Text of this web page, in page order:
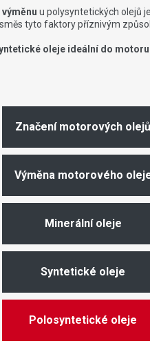
u polysyntetických olejů
tyto faktory příznivým
oleje ideální do
Značení motorových olejů
Výměna motorového
Minerální oleje
Syntetické oleje
Polosyntetické oleje